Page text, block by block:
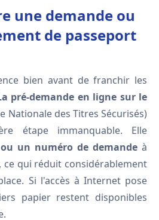
une demande ou
de passeport
bien avant de franchir les
pré-demande en ligne sur le
Nationale des Titres Sécurisés)
étape immanquable. Elle
ou un numéro de demande à
ce qui réduit considérablement
Si l'accès à Internet pose
papier restent disponibles